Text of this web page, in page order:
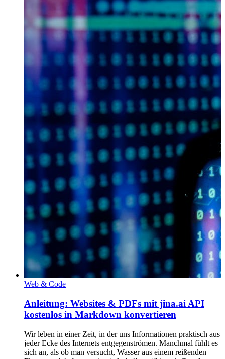
Web & Code
Anleitung: Websites & PDFs mit jina.ai API
kostenlos in Markdown konvertieren
Wir leben in einer Zeit, in der uns Informationen praktisch aus
jeder Ecke des Internets entgegenströmen. Manchmal fühlt es
sich an, als ob man versucht, Wasser aus einem reißenden